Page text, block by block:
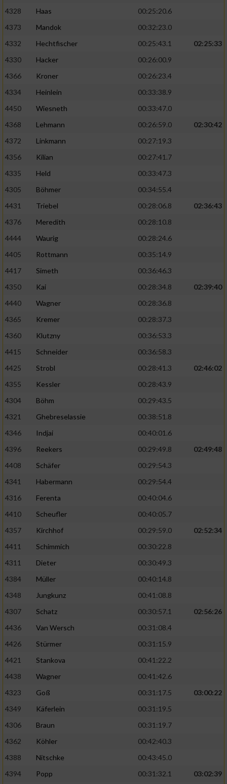
4328
Haas
00:25:20.6
4373
Mandok
00:32:23.0
4332
Hechtfischer 00:25:43.1
02:25:33
4330
Hacker
00:26:00.9
4366
Kroner
00:26:23.4
4334
Heinlein
00:33:38.9
4450
Wiesneth
00:33:47.0
4368
Lehmann 00:26:59.0
02:30:42
4372
Linkmann
00:27:19.3
4356
Kilian
00:27:41.7
4335
Held
00:33:47.3
4305
Böhmer
00:34:55.4
4431
Triebel 00:28:06.8
02:36:43
4376
Meredith
00:28:10.8
4444
Waurig
00:28:24.6
4405
Rottmann
00:35:14.9
4417
Simeth
00:36:46.3
4350
Kai 00:28:34.8
02:39:40
4440
Wagner
00:28:36.8
4365
Kremer
00:28:37.3
4360
Klutzny
00:36:53.3
4415
Schneider
00:36:58.3
4425
Strobl 00:28:41.3
02:46:02
4355
Kessler
00:28:43.9
4304
Böhm
00:29:43.5
4321
Ghebreselassie
00:38:51.8
4346
Indjai
00:40:01.6
4396
Reekers 00:29:49.8
02:49:48
4408
Schäfer
00:29:54.3
4341
Habermann
00:29:54.4
4316
Ferenta
00:40:04.6
4410
Scheufler
00:40:05.7
4357
Kirchhof 00:29:59.0
02:52:34
4411
Schimmich
00:30:22.8
4311
Dieter
00:30:49.3
4384
Müller
00:40:14.8
4348
Jungkunz
00:41:08.8
4307
Schatz 00:30:57.1
02:56:26
4436
Van Wersch
00:31:08.4
4426
Stürmer
00:31:15.9
4421
Stankova
00:41:22.2
4438
Wagner
00:41:42.6
4323
Goß 00:31:17.5
03:00:22
4349
Käferlein
00:31:19.5
4306
Braun
00:31:19.7
4362
Köhler
00:42:40.3
4388
Nitschke
00:43:45.0
4394
Popp 00:31:32.1 03:02:39